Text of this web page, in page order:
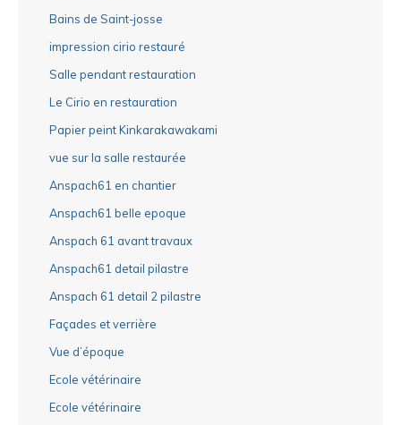
Bains de Saint-josse
impression cirio restauré
Salle pendant restauration
Le Cirio en restauration
Papier peint Kinkarakawakami
vue sur la salle restaurée
Anspach61 en chantier
Anspach61 belle epoque
Anspach 61 avant travaux
Anspach61 detail pilastre
Anspach 61 detail 2 pilastre
Façades et verrière
Vue d’époque
Ecole vétérinaire
Ecole vétérinaire